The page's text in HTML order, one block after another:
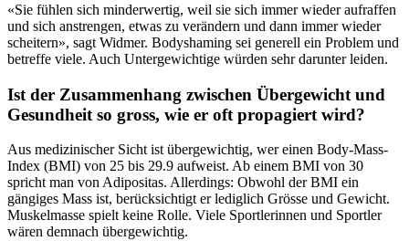
«Sie fühlen sich minderwertig, weil sie sich immer wieder aufraffen
und sich anstrengen, etwas zu verändern und dann immer wieder
scheitern», sagt Widmer. Bodyshaming sei generell ein Problem und
betreffe viele. Auch Untergewichtige würden sehr darunter leiden.
Ist der Zusammenhang zwischen Übergewicht und
Gesundheit so gross, wie er oft propagiert wird?
Aus medizinischer Sicht ist übergewichtig, wer einen Body-Mass-
Index (BMI) von 25 bis 29.9 aufweist. Ab einem BMI von 30
spricht man von Adipositas. Allerdings: Obwohl der BMI ein
gängiges Mass ist, berücksichtigt er lediglich Grösse und Gewicht.
Muskelmasse spielt keine Rolle. Viele Sportlerinnen und Sportler
wären demnach übergewichtig.